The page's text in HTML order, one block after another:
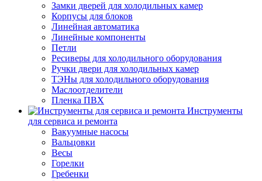
Замки дверей для холодильных камер
Корпусы для блоков
Линейная автоматика
Линейные компоненты
Петли
Ресиверы для холодильного оборудования
Ручки двери для холодильных камер
ТЭНы для холодильного оборудования
Маслоотделители
Пленка ПВХ
Инструменты
для сервиса и ремонта
Вакуумные насосы
Вальцовки
Весы
Горелки
Гребенки